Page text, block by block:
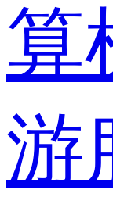
算
游